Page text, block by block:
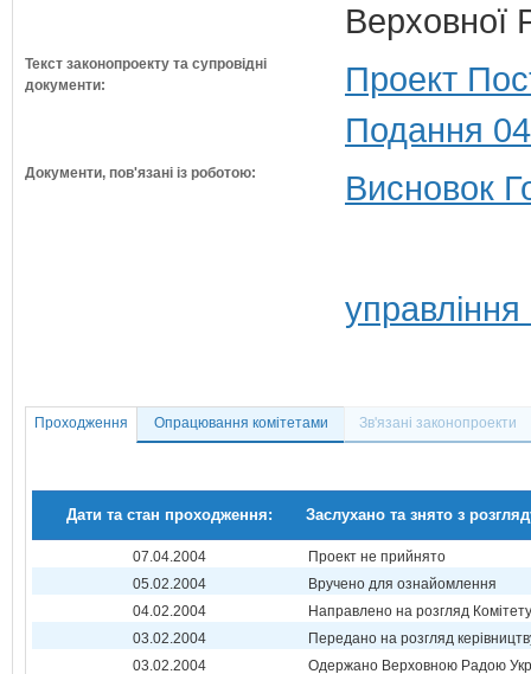
Верховної
Текст законопроекту та супровідні
документи:
Проект
Подання
Документи, пов'язані із роботою: Висновок
Проходження Опрацювання комітетами Зв'язані законопроекти
Дати та стан проходження: Заслухано та знято з
07.04.2004
Проект не прийнято
05.02.2004
Вручено для ознайомлення
04.02.2004
Направлено на розгляд Комітету
03.02.2004
Передано на розгляд
03.02.2004
Одержано Верховною Радою